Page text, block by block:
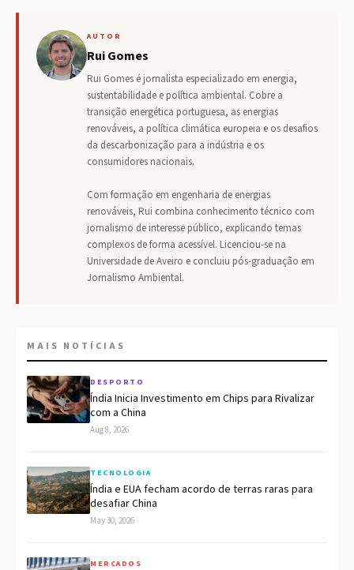
AUTOR
Rui Gomes
Rui Gomes é jornalista especializado em energia,
sustentabilidade e política ambiental. Cobre a
transição energética portuguesa, as energias
renováveis, a política climática europeia e os desafios
da descarbonização para a indústria e os
consumidores nacionais.
Com formação em engenharia de energias
renováveis, Rui combina conhecimento técnico com
jornalismo de interesse público, explicando temas
complexos de forma acessível. Licenciou-se na
Universidade de Aveiro e concluiu pós-graduação em
Jornalismo Ambiental.
MAIS NOTÍCIAS
DESPORTO
Índia Inicia Investimento em Chips para Rivalizar
com a China
Aug 8, 2026
TECNOLOGIA
Índia e EUA fecham acordo de terras raras para
desafiar China
May 30, 2026
MERCADOS